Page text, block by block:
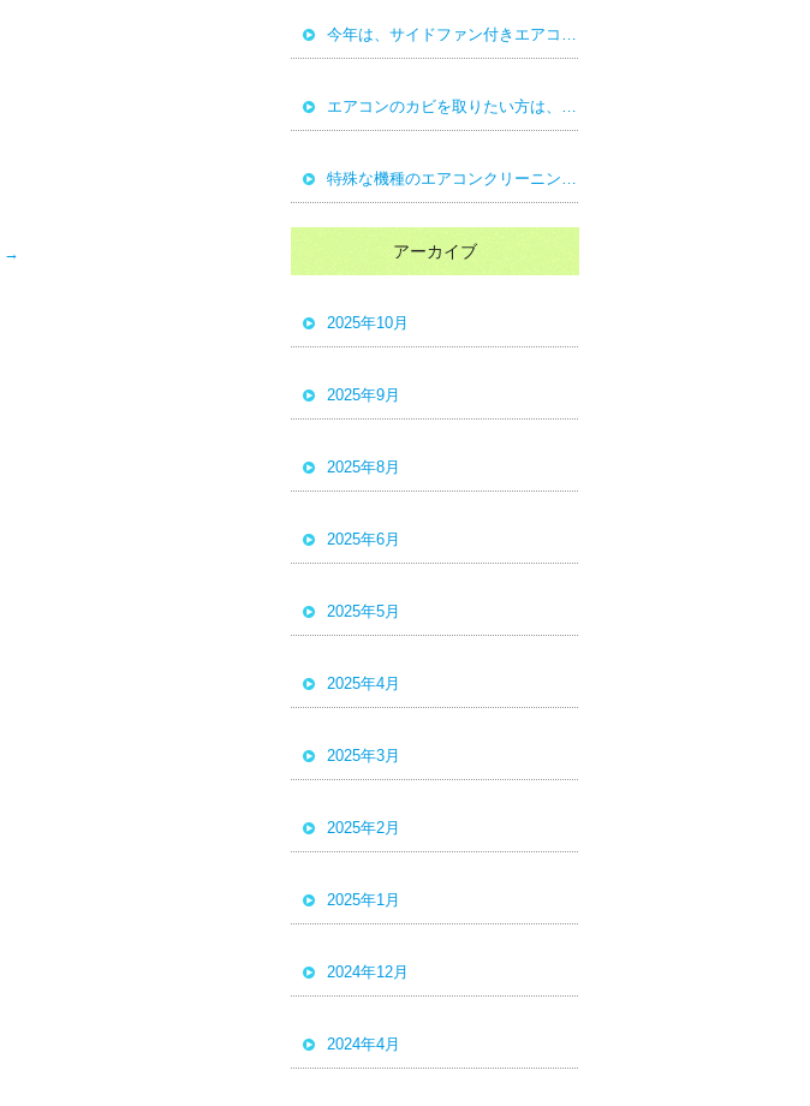
→
今年は、サイドファン付きエアコンのご依頼が多かったです。
エアコンのカビを取りたい方は、ＧＯＯＤサービスへ依頼エアコンクリーニング
特殊な機種のエアコンクリーニング三菱ＦＺシリーズ横回転ファン
アーカイブ
2025年10月
2025年9月
2025年8月
2025年6月
2025年5月
2025年4月
2025年3月
2025年2月
2025年1月
2024年12月
2024年4月